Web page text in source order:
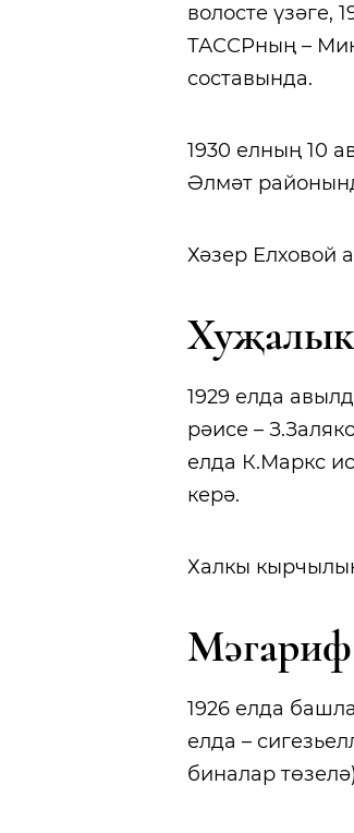
волосте үзәге,
ТАССРның –
составында.
1930 елның 10
Әлмәт
Хәзер Елховой
1929 елда
рәисе –
елда К.Маркс
керә.
Халкы
Мәгариф
1926 елда
елда –
биналар төзелә)